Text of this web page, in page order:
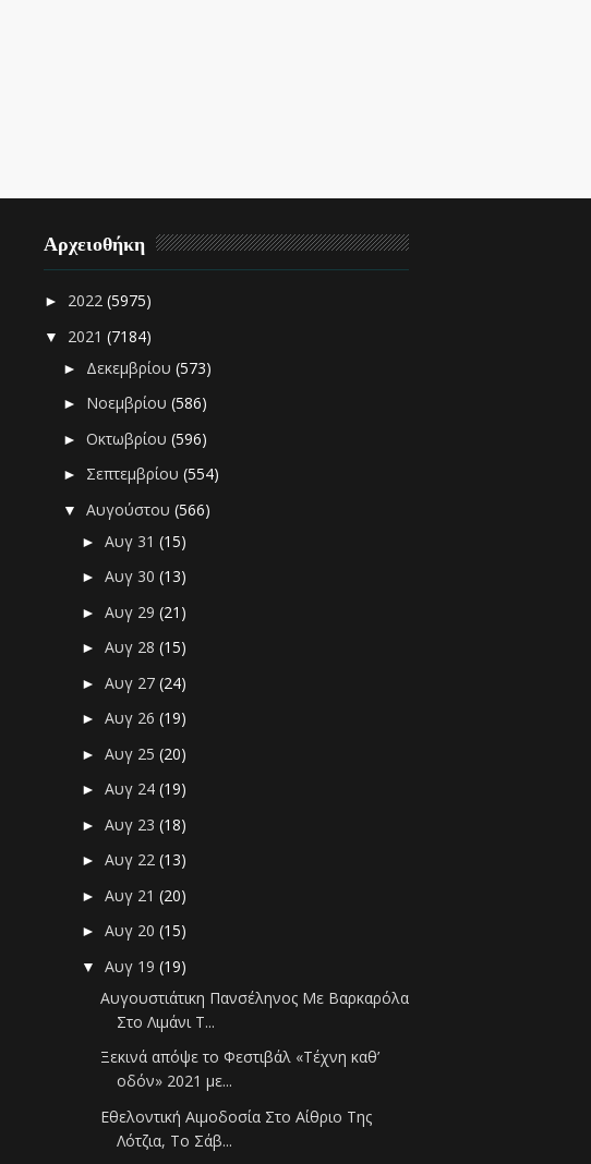
Αρχειοθήκη
► 2022 (5975)
▼ 2021 (7184)
► Δεκεμβρίου (573)
► Νοεμβρίου (586)
► Οκτωβρίου (596)
► Σεπτεμβρίου (554)
▼ Αυγούστου (566)
► Αυγ 31 (15)
► Αυγ 30 (13)
► Αυγ 29 (21)
► Αυγ 28 (15)
► Αυγ 27 (24)
► Αυγ 26 (19)
► Αυγ 25 (20)
► Αυγ 24 (19)
► Αυγ 23 (18)
► Αυγ 22 (13)
► Αυγ 21 (20)
► Αυγ 20 (15)
▼ Αυγ 19 (19)
Αυγουστιάτικη Πανσέληνος Με Βαρκαρόλα
Στο Λιμάνι Τ...
Ξεκινά απόψε το Φεστιβάλ «Τέχνη καθ’
οδόν» 2021 με...
Εθελοντική Αιμοδοσία Στο Αίθριο Της
Λότζια, Το Σάβ...